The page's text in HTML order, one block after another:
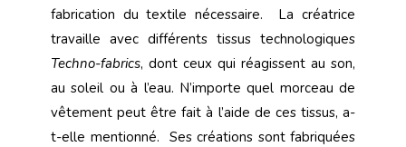
fabrication du textile nécessaire. La créatrice
travaille avec différents tissus technologiques
Techno-fabrics, dont ceux qui réagissent au son,
au soleil ou à l’eau. N’importe quel morceau de
vêtement peut être fait à l’aide de ces tissus, a-
t-elle mentionné. Ses créations sont fabriquées